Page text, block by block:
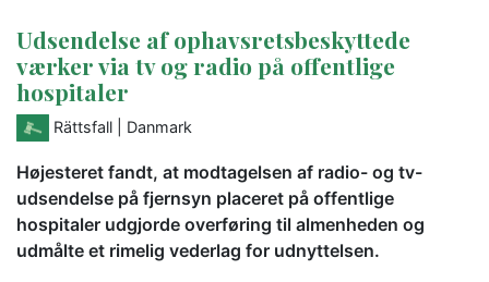
Udsendelse af ophavsretsbeskyttede
værker via tv og radio på offentlige
hospitaler
Rättsfall | Danmark
Højesteret fandt, at modtagelsen af radio- og tv-
udsendelse på fjernsyn placeret på offentlige
hospitaler udgjorde overføring til almenheden og
udmålte et rimelig vederlag for udnyttelsen.